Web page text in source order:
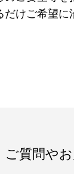
だけご希望に
ご質問や